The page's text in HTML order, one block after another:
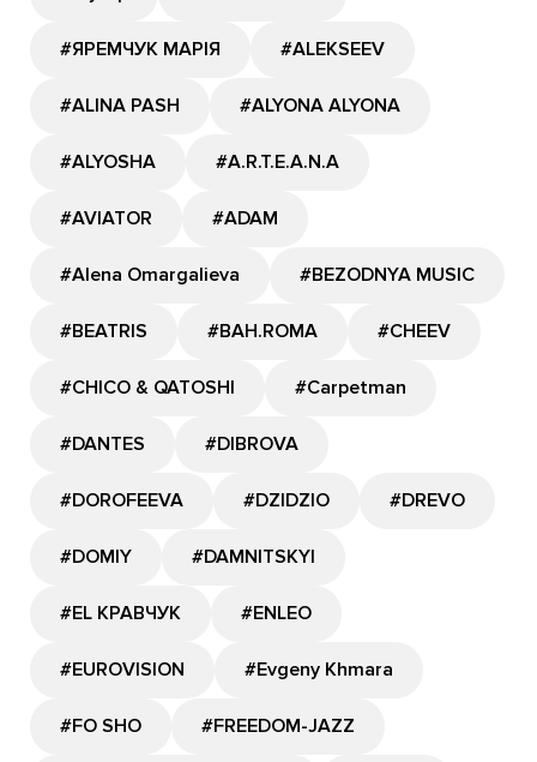
#ЯРЕМЧУК МАРІЯ #ALEKSEEV
#ALINA PASH #ALYONA ALYONA
#ALYOSHA #A.R.T.E.A.N.A
#AVIATOR #ADAM
#Alena Omargalieva #BEZODNYA MUSIC
#BEATRIS #BAH.ROMA #CHEEV
#CHICO & QATOSHI #Carpetman
#DANTES #DIBROVA
#DOROFEEVA #DZIDZIO #DREVO
#DOMIY #DAMNITSKYI
#EL КРАВЧУК #ENLEO
#EUROVISION #Evgeny Khmara
#FO SHO #FREEDOM-JAZZ